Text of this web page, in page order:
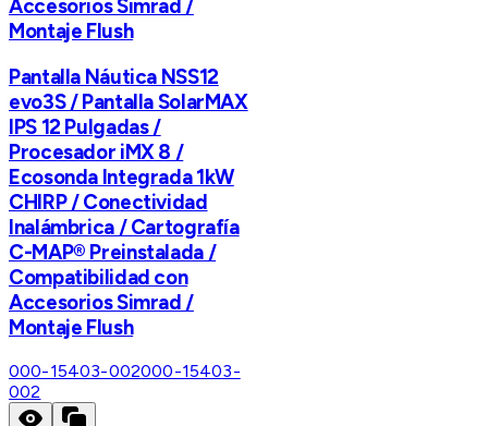
Accesorios Simrad /
Montaje Flush
Pantalla Náutica NSS12
evo3S / Pantalla SolarMAX
IPS 12 Pulgadas /
Procesador iMX 8 /
Ecosonda Integrada 1kW
CHIRP / Conectividad
Inalámbrica / Cartografía
C-MAP® Preinstalada /
Compatibilidad con
Accesorios Simrad /
Montaje Flush
000-15403-002000-15403-
002